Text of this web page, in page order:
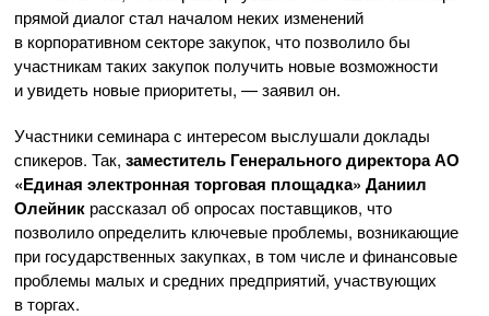
прямой диалог стал началом неких изменений
в корпоративном секторе закупок, что позволило бы
участникам таких закупок получить новые возможности
и увидеть новые приоритеты, — заявил он.
Участники семинара с интересом выслушали доклады
спикеров. Так, заместитель Генерального директора АО
«Единая электронная торговая площадка» Даниил
Олейник рассказал об опросах поставщиков, что
позволило определить ключевые проблемы, возникающие
при государственных закупках, в том числе и финансовые
проблемы малых и средних предприятий, участвующих
в торгах.